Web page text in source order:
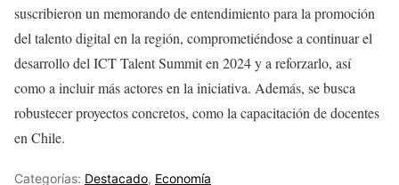
suscribieron un memorando de entendimiento para la promoción
del talento digital en la región, comprometiéndose a continuar el
desarrollo del ICT Talent Summit en 2024 y a reforzarlo, así
como a incluir más actores en la iniciativa. Además, se busca
robustecer proyectos concretos, como la capacitación de docentes
en Chile.
Categorías: Destacado, Economía